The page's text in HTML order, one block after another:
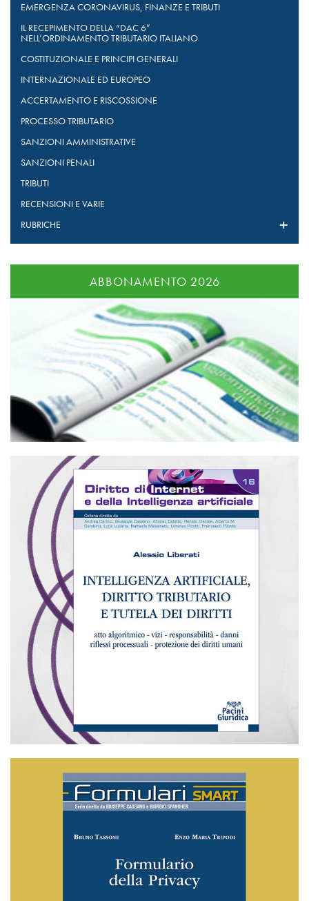
EMERGENZA CORONAVIRUS, FINANZE E TRIBUTI
IL RECEPIMENTO DELLA “DAC 6”
NELL’ORDINAMENTO TRIBUTARIO ITALIANO
COSTITUZIONALE E PRINCIPI GENERALI
INTERNAZIONALE ED EUROPEO
ACCERTAMENTO E RISCOSSIONE
PROCESSO TRIBUTARIO
SANZIONI AMMINISTRATIVE
SANZIONI PENALI
TRIBUTI
RECENSIONI E VARIE
RUBRICHE
ABBONAMENTO 2026